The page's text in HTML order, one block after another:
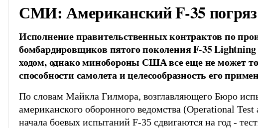
СМИ: Американский F-35
Исполнение правительственных контрактов по
бомбардировщиков пятого поколения F-35
ходом, однако минобороны США все еще не может
способности самолета и целесообразность его
По словам Майкла Гилмора, возглавляющего Бюро
американского оборонного ведомства (Operational
начала боевых испытаний F-35 сдвигаются на год -